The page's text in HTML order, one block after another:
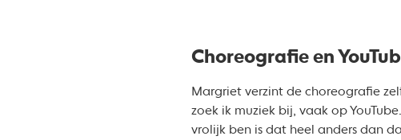
Choreografie en
Margriet verzint de choreografie
zoek ik muziek bij, vaak op
vrolijk ben is dat heel anders dan